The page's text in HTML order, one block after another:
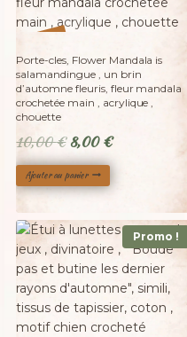
20
Porte-cles, Flower Mandala is
salamandingue , un brin
d’automne fleuris, fleur mandala
crochetée main , acrylique ,
chouette
10,00€ Le
prix
initial
10,00 €.
8,00€Le
prix
actuel
8,00 €.
Ajouter au panier
Promo !